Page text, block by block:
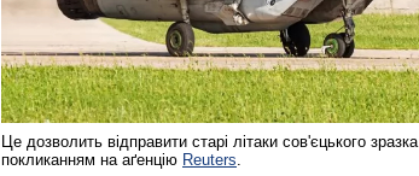
Це дозволить відправити старі літаки сов'єцького
покликанням на аґенцію Reuters